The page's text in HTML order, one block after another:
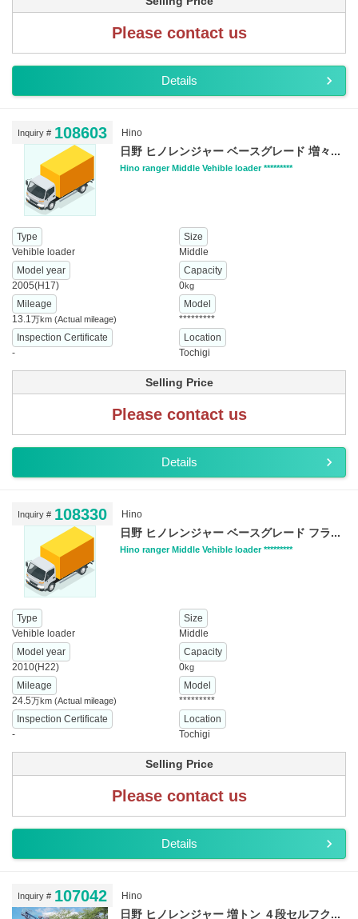
Please contact us
Details
Inquiry # 108603 Hino
日野 ヒノレンジャー ベースグレード 増々...
Hino ranger Middle Vehible loader *********
Type
Vehible loader
Size
Middle
Model year
2005(H17)
Capacity
0kg
Mileage
13.1万km (Actual mileage)
Model
*********
Inspection Certificate
-
Location
Tochigi
Selling Price
Please contact us
Details
Inquiry # 108330 Hino
日野 ヒノレンジャー ベースグレード フラ...
Hino ranger Middle Vehible loader *********
Type
Vehible loader
Size
Middle
Model year
2010(H22)
Capacity
0kg
Mileage
24.5万km (Actual mileage)
Model
*********
Inspection Certificate
-
Location
Tochigi
Selling Price
Please contact us
Details
Inquiry # 107042 Hino
日野 ヒノレンジャー 増トン ４段セルフク...